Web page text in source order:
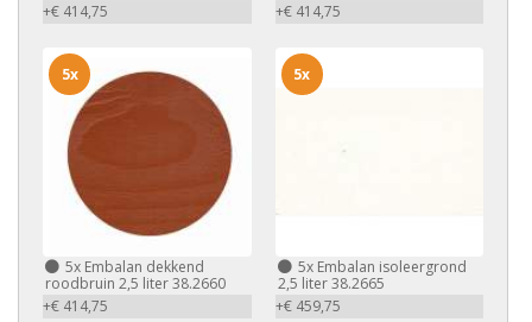
+€ 414,75
+€ 414,75
5x Embalan dekkend
roodbruin 2,5 liter 38.2660
+€ 414,75
5x
5xEmbalan isoleergrond
2,5 liter 38.2665
+€ 459,75
5x